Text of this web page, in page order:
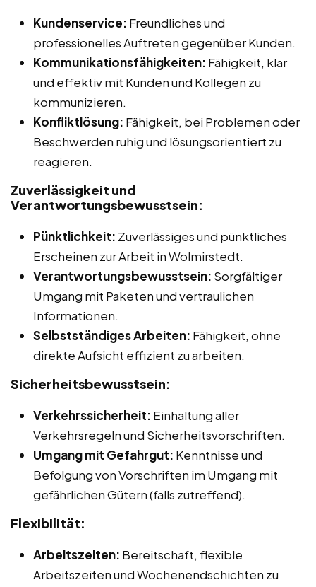
Kundenservice: Freundliches und
professionelles Auftreten gegenüber Kunden.
Kommunikationsfähigkeiten: Fähigkeit, klar
und effektiv mit Kunden und Kollegen zu
kommunizieren.
Konfliktlösung: Fähigkeit, bei Problemen oder
Beschwerden ruhig und lösungsorientiert zu
reagieren.
Zuverlässigkeit und
Verantwortungsbewusstsein:
Pünktlichkeit: Zuverlässiges und pünktliches
Erscheinen zur Arbeit in Wolmirstedt.
Verantwortungsbewusstsein: Sorgfältiger
Umgang mit Paketen und vertraulichen
Informationen.
Selbstständiges Arbeiten: Fähigkeit, ohne
direkte Aufsicht effizient zu arbeiten.
Sicherheitsbewusstsein:
Verkehrssicherheit: Einhaltung aller
Verkehrsregeln und Sicherheitsvorschriften.
Umgang mit Gefahrgut: Kenntnisse und
Befolgung von Vorschriften im Umgang mit
gefährlichen Gütern (falls zutreffend).
Flexibilität:
Arbeitszeiten: Bereitschaft, flexible
Arbeitszeiten und Wochenendschichten zu